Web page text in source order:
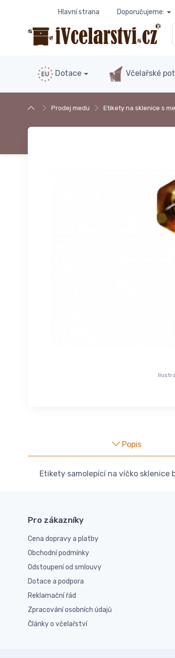
Hlavní strana Doporučujeme:
Dotace Včelařské
Prodej medu Etikety na sklenice s
Popis
Etikety samolepící na víčko sklenice
Pro zákazníky
Cena dopravy a platby
Obchodní podmínky
Odstoupení od smlouvy
Dotace a podpora
Reklamační řád
Zpracování osobních údajů
Články o včelařství